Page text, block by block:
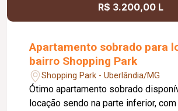
R$ 3.200,00 L
Apartamento sobrado para
bairro Shopping Park
Shopping Park - Uberlândia/MG
Ótimo apartamento sobrado
locação sendo na parte inferior, com